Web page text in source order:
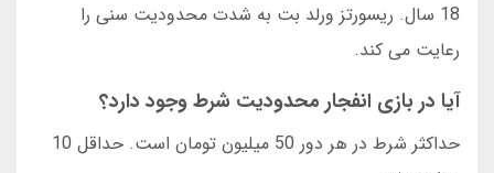
18 سال. ریسورتز ورلد بت به شدت محدودیت سنی را
رعایت می کند.
آیا در بازی انفجار محدودیت شرط وجود دارد؟
حداکثر شرط در هر دور 50 میلیون تومان است. حداقل 10